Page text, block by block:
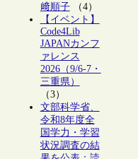
﨑順子（4）
【イベント】
Code4Lib
JAPANカンフ
ァレンス
2026（9/6-7・
三重県）
（3）
文部科学省、
令和8年度全
国学力・学習
状況調査の結